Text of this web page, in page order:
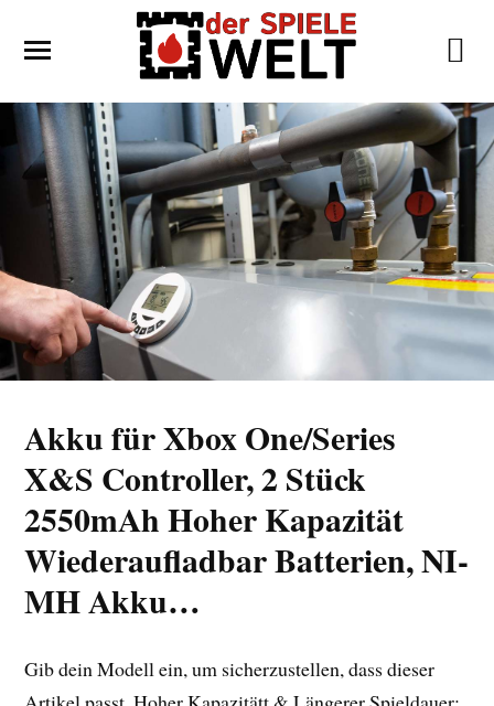
Akku für Xbox One/Series
X&S Controller, 2 Stück
2550mAh Hoher Kapazität
Wiederaufladbar Batterien, NI-
MH Akku…
Gib dein Modell ein, um sicherzustellen, dass dieser